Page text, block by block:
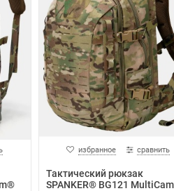
избранное сравнить
Тактический рюкзак
SPANKER® BG121